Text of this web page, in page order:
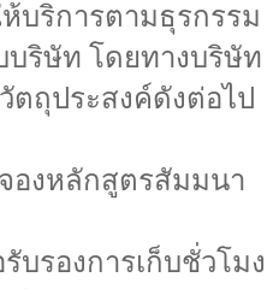
บริการตามธุรกรรม
ริษัท โดยทางบริษัท
ตถุประสงค์ดังต่อไป
องหลักสูตรสัมมนา
รองการเก็บชั่วโมง